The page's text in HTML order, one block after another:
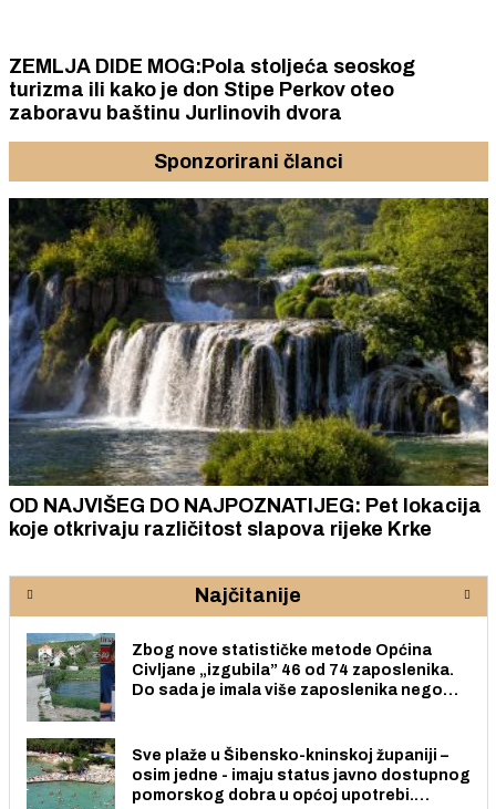
ZEMLJA DIDE MOG:Pola stoljeća seoskog
turizma ili kako je don Stipe Perkov oteo
zaboravu baštinu Jurlinovih dvora
Sponzorirani članci
OD NAJVIŠEG DO NAJPOZNATIJEG: Pet lokacija
koje otkrivaju različitost slapova rijeke Krke
Najčitanije
Zbog nove statističke metode Općina
Civljane „izgubila” 46 od 74 zaposlenika.
Do sada je imala više zaposlenika nego
Sve plaže u Šibensko-kninskoj županiji –
osim jedne - imaju status javno dostupnog
pomorskog dobra u općoj upotrebi.